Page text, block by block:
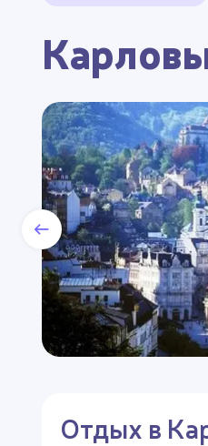
Отдых в